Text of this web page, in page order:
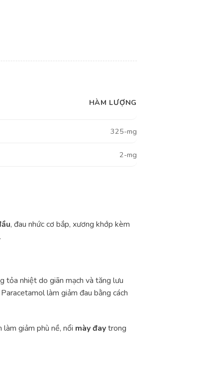
HÀM LƯỢNG
325-mg
2-mg
, đau nhức cơ bắp, xương khớp kèm
tỏa nhiệt do giãn mạch và tăng lưu
làm giảm đau bằng cách
giảm phù nề, nổi mày đaytrong